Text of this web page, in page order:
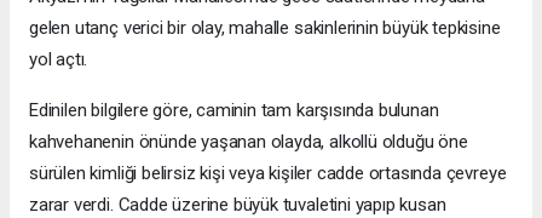
gelen utanç verici bir olay, mahalle sakinlerinin büyük tepkisine
yol açtı.
Edinilen bilgilere göre, caminin tam karşısında bulunan
kahvehanenin önünde yaşanan olayda, alkollü olduğu öne
sürülen kimliği belirsiz kişi veya kişiler cadde ortasında çevreye
zarar verdi. Cadde üzerine büyük tuvaletini yapıp kusan